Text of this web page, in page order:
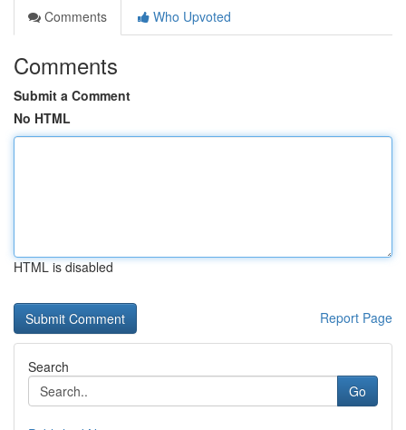
Comments
Who Upvoted
Comments
Submit a Comment
No HTML
HTML is disabled
Report Page
Search
Go